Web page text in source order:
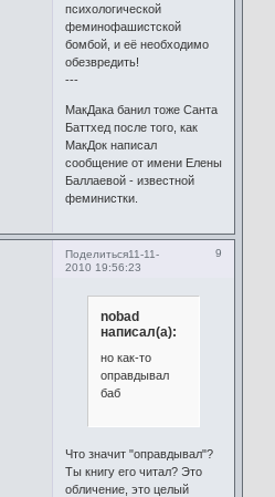
психологической
феминофашистской
бомбой, и её необходимо
обезвредить!
---
МакДака банил тоже Санта
Баттхед после того, как
МакДок написал
сообщение от имени Елены
Баллаевой - известной
феминистки.
Поделиться 9
11-11-
2010 19:56:23
nobad
написал(а):
но как-то
оправдывал
баб
Что значит "оправдывал"?
Ты книгу его читал? Это
обличение, это целый